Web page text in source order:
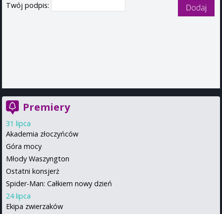
Twój podpis:
Premiery
31 lipca
Akademia złoczyńców
Góra mocy
Młody Waszyngton
Ostatni konsjerż
Spider-Man: Całkiem nowy dzień
24 lipca
Ekipa zwierzaków